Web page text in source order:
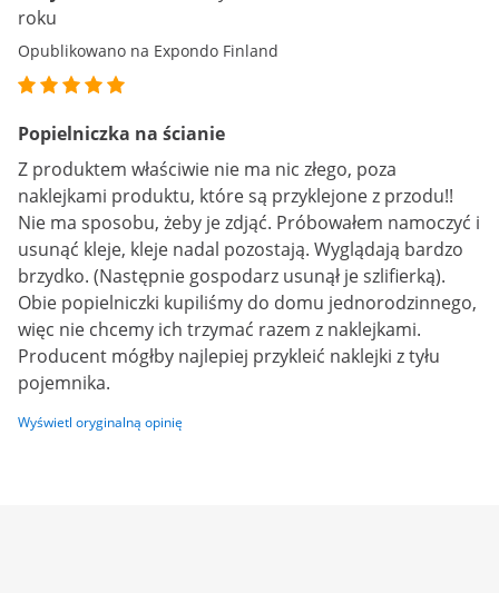
roku
Opublikowano na Expondo Finland
Popielniczka na ścianie
Z produktem właściwie nie ma nic złego, poza
naklejkami produktu, które są przyklejone z przodu!!
Nie ma sposobu, żeby je zdjąć. Próbowałem namoczyć i
usunąć kleje, kleje nadal pozostają. Wyglądają bardzo
brzydko. (Następnie gospodarz usunął je szlifierką).
Obie popielniczki kupiliśmy do domu jednorodzinnego,
więc nie chcemy ich trzymać razem z naklejkami.
Producent mógłby najlepiej przykleić naklejki z tyłu
pojemnika.
Wyświetl oryginalną opinię